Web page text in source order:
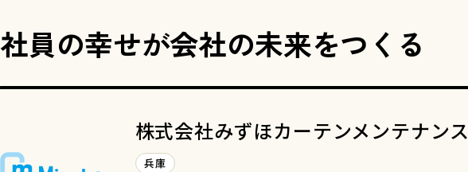
社員の幸せが会社の未来をつくる
株式会社みずほカーテンメンテナンス
兵庫